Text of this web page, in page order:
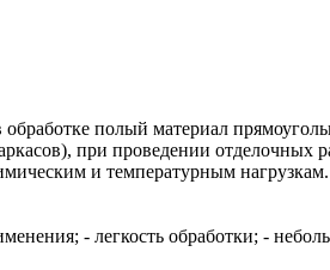
полый материал
при проведении
и температурным
- легкость обработки; -